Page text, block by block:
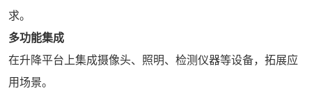
求。
多功能集成
在升降平台上集成摄像头、照明、检测仪器等设备，拓展应
用场景。